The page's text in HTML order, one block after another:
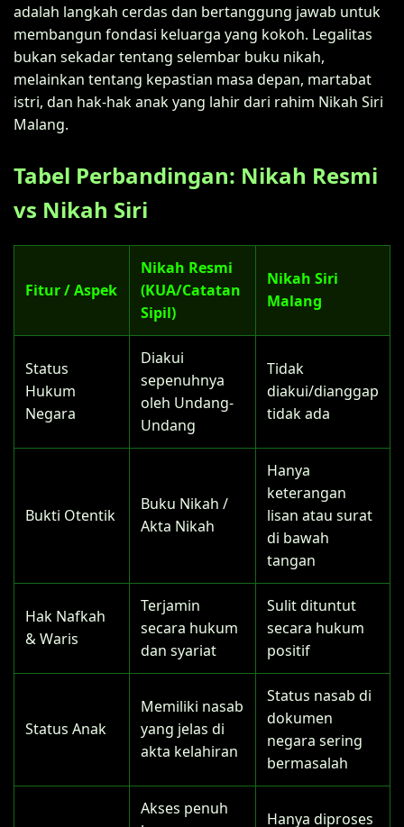
adalah langkah cerdas dan bertanggung jawab untuk
membangun fondasi keluarga yang kokoh. Legalitas
bukan sekadar tentang selembar buku nikah,
melainkan tentang kepastian masa depan, martabat
istri, dan hak-hak anak yang lahir dari rahim Nikah Siri
Malang.
Tabel Perbandingan: Nikah Resmi
vs Nikah Siri
Fitur / Aspek
Nikah Resmi
(KUA/Catatan
Sipil)
Nikah Siri
Malang
Status
Hukum
Negara
Diakui
sepenuhnya
oleh Undang-
Undang
Tidak
diakui/dianggap
tidak ada
Bukti Otentik
Buku Nikah /
Akta Nikah
Hanya
keterangan
lisan atau surat
di bawah
tangan
Hak Nafkah
& Waris
Terjamin
secara hukum
dan syariat
Sulit dituntut
secara hukum
positif
Status Anak
Memiliki nasab
yang jelas di
akta kelahiran
Status nasab di
dokumen
negara sering
bermasalah
Akses penuh
Hanya diproses